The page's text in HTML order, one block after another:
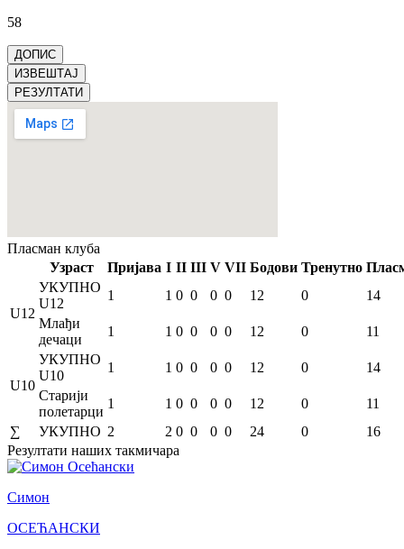
58
ДОПИС
ИЗВЕШТАЈ
РЕЗУЛТАТИ
Пласман клуба
Узраст
Пријава I II III V VII Бодови Тренутно
U12
УКУПНО
U12
1 1 0 0 0 0 12 0
14
Млађи
дечаци
1 1 0 0 0 0 12 0 11
U10
УКУПНО
U10
1 1 0 0 0 0 12 0
14
Старији
полетарци
1 1 0 0 0 0 12 0
11
∑
УКУПНО 2 2 0 0 0 0 24 0
16
Резултати наших такмичара
Симон
ОСЕЋАНСКИ